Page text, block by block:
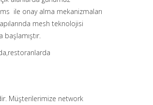
ile onay alma mekanizmaları
mesh teknolojisi
Müşterilerimize network